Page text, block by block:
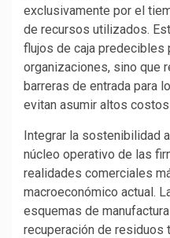
exclusivamente por el
de recursos utilizados.
flujos de caja predecibles
organizaciones, sino que
barreras de entrada para
evitan asumir altos
Integrar la sostenibilidad
núcleo operativo de las
realidades comerciales
macroeconómico actual.
esquemas de
recuperación de residuos